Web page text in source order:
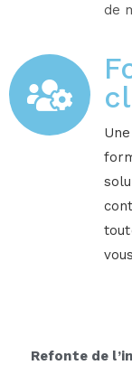
de
Refonte de